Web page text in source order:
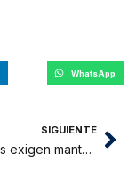
WhatsApp
SIGUIENTE
Pobladores exigen mantenimiento urgente de la carretera San José de Sisa – Cuñumbuque